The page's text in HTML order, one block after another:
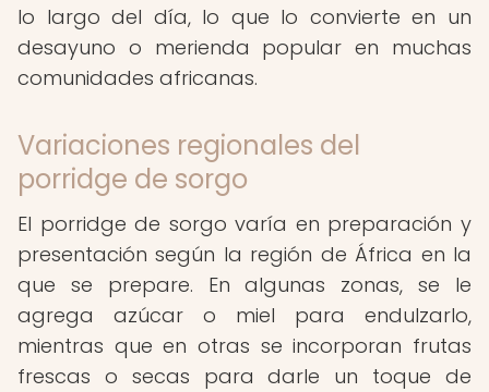
lo largo del día, lo que lo convierte en un
desayuno o merienda popular en muchas
comunidades africanas.
Variaciones regionales del
porridge de sorgo
El porridge de sorgo varía en preparación y
presentación según la región de África en la
que se prepare. En algunas zonas, se le
agrega azúcar o miel para endulzarlo,
mientras que en otras se incorporan frutas
frescas o secas para darle un toque de